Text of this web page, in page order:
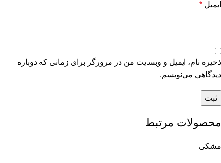
ایمیل *
ذخیره نام، ایمیل و وبسایت من در مرورگر برای زمانی که دوباره
دیدگاهی می‌نویسم.
محصولات مرتبط
مشکی